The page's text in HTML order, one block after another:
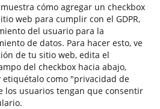
cómo agregar un checkbox
web para cumplir con el GDPR,
del usuario para la
de datos. Para hacer esto, ve
de tu sitio web, edita el
del checkbox hacia abajo,
como "privacidad de
los usuarios tengan que consentir